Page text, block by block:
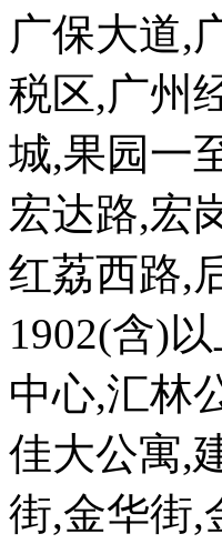
广保大道,
税区,广州
城,果园一
宏达路,宏
红荔西路,
1902(含)
中心,汇林
佳大公寓,
街,金华街,